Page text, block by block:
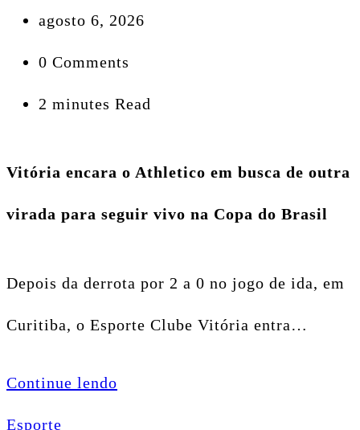
agosto 6, 2026
0 Comments
2 minutes Read
Vitória encara o Athletico em busca de outra
virada para seguir vivo na Copa do Brasil
Depois da derrota por 2 a 0 no jogo de ida, em
Curitiba, o Esporte Clube Vitória entra…
Continue lendo
Esporte